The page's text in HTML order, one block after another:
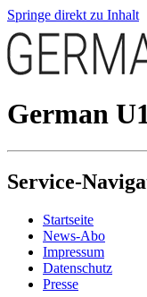
Springe direkt zu Inhalt
German
Service-
Startseite
News-Abo
Impressum
Datenschutz
Presse